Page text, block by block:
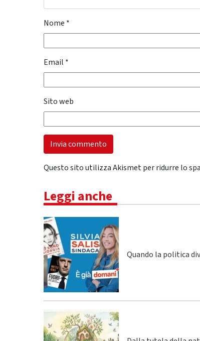
Nome *
Email *
Sito web
Questo sito utilizza Akismet per ridurre lo
Leggi anche
Quando la politica